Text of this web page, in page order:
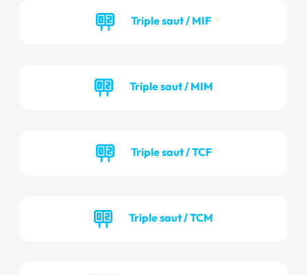
Triple saut / MIF
Triple saut / MIM
Triple saut / TCF
Triple saut / TCM